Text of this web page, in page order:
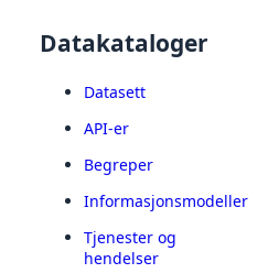
Datakataloger
Datasett
API-er
Begreper
Informasjonsmodeller
Tjenester og
hendelser